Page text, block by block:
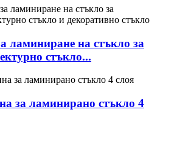
ламиниране на стъкло за
стъкло...
за ламинирано стъкло 4